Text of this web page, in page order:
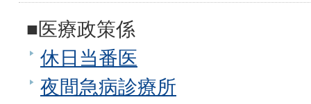
■医療政策係
休日当番医
夜間急病診療所